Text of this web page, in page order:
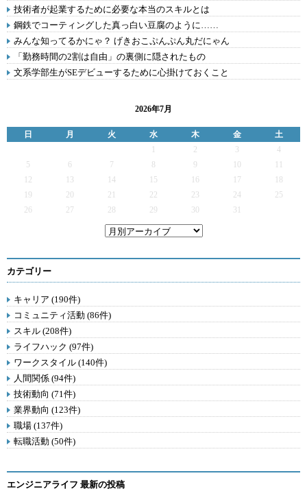
技術者が起業するために必要な本当のスキルとは
鋼鉄でコーティングした真っ白い豆腐のように……
みんな知ってるかにゃ？ げきおこぷんぷん丸だにゃん
「勤務時間の2割は自由」の裏側に隠されたもの
文系学部生がSEデビューするために心掛けておくこと
2026年7月
日 月 火 水 木 金
土
2 3
4
5
6 7 9
12
13 14 15 16 17
19
20 21 22 23 24
25
26
27 28 29 30 31
カテゴリー
キャリア (190件)
コミュニティ活動 (86件)
スキル (208件)
ライフハック (97件)
ワークスタイル (140件)
人間関係 (94件)
技術動向 (71件)
業界動向 (123件)
職場 (137件)
転職活動 (50件)
エンジニアライフ 最新の投稿